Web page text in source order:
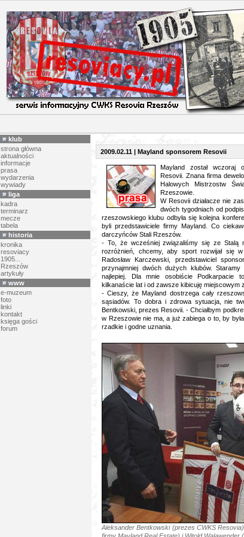
klub
strona główna
aktualności
informacje
prasa
wydarzenia
wywiady
liga
kadra
terminarz
mecze
tabela
historia
kronika
resoviacy
1905...
Rzeszów
artykuły
www
e-muzeum
foto
linki
kontakt
księga gości
forum
2009.02.11 | Mayland sponsorem Resovii
Mayland został wczoraj
Resovii. Znana firma
Halowych Mistrzostw
Rzeszowie.
W Resovii działacze nie
dwóch tygodniach od
rzeszowskiego klubu odbyła się kolejna
byli przedstawiciele firmy Mayland. Co
darczyńców Stali Rzeszów.
- To, że wcześniej związaliśmy się ze Stalą
rozróżnień, chcemy, aby sport rozwijał się
Radosław Karczewski, przedstawiciel
przynajmniej dwóch dużych klubów.
najlepiej. Dla mnie osobiście Podkarpacie
kilkanaście lat i od zawsze kibicuję miejscowym
- Cieszy, że Mayland dostrzega cały
sąsiadów. To dobra i zdrowa sytuacja, nie
Bentkowski, prezes Resovii. - Chciałbym
w Rzeszowie nie ma, a już zabiega o to, by
rzadkie i godne uznania.
Aleksander Bentkowski (prezes CWKS